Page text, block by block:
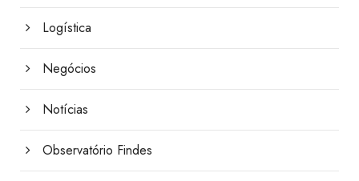
Logística
Negócios
Notícias
Observatório Findes